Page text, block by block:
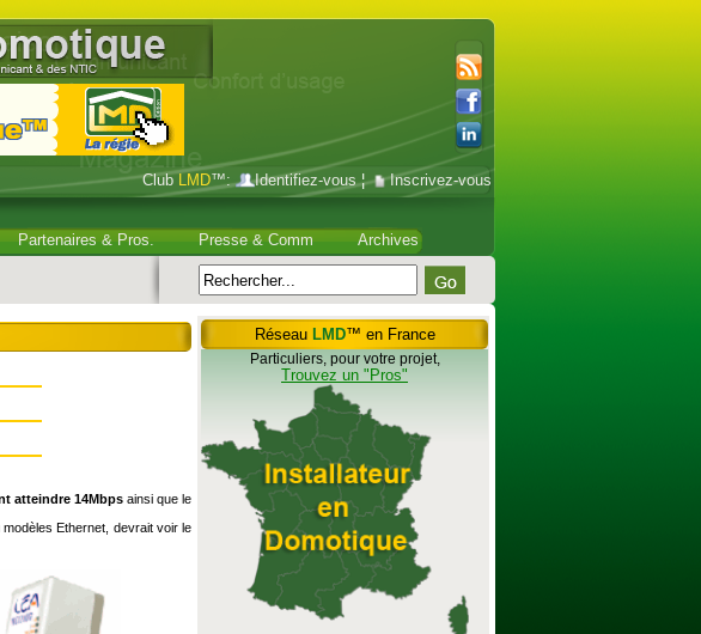
Club LMD™: Identifiez-vous¦ Inscrivez-vous
Partenaires & Pros. Presse & Comm Archives
atteindre 14Mbpsainsi que le
Ethernet, devrait voir le
Réseau LMD™ en France
Particuliers, pour votre projet,
Trouvez un "Pros"